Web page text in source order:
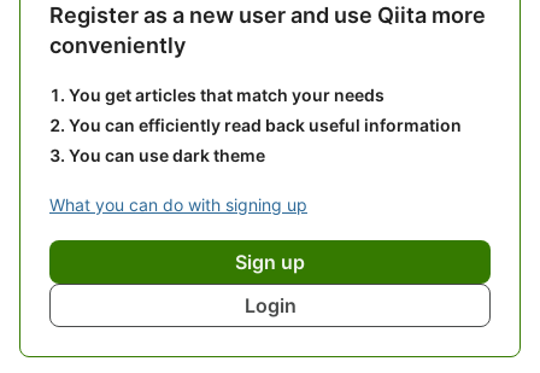
Register as a new user and use Qiita more
conveniently
You get articles that match your needs
You can efficiently read back useful information
You can use dark theme
What you can do with signing up
Sign up
Login